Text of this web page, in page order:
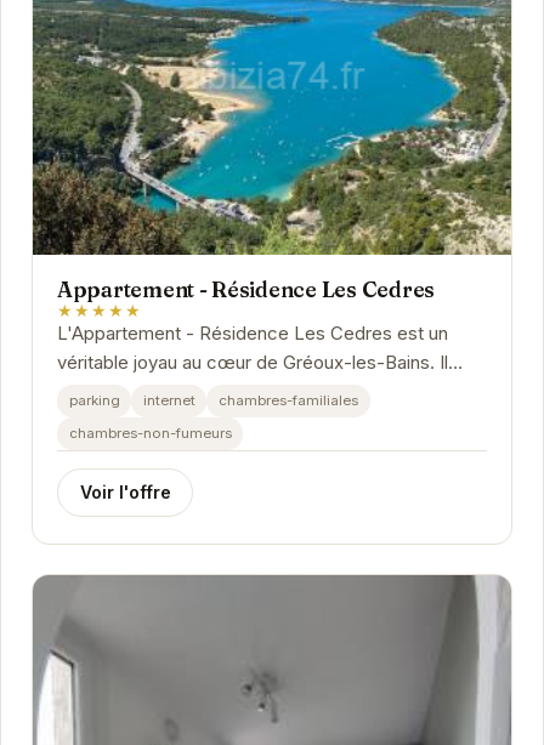
Appartement - Résidence Les Cedres
★★★★★
L'Appartement - Résidence Les Cedres est un
véritable joyau au cœur de Gréoux-les-Bains. Il
offre un hébergement confortable et bien équipé,...
parking internet
chambres-familiales
chambres-non-fumeurs
Voir l'offre